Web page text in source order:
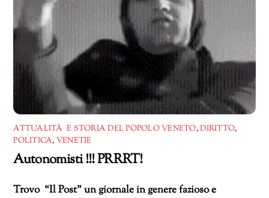
ATTUALITÀ E STORIA DEL POPOLO VENETO,DIRITTO,
POLITICA, VENETIE
Autonomisti !!! PRRRT!
Trovo “Il Post” un giornale in genere fazioso e